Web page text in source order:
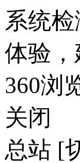
系统
体验
360浏
关闭
总站 [